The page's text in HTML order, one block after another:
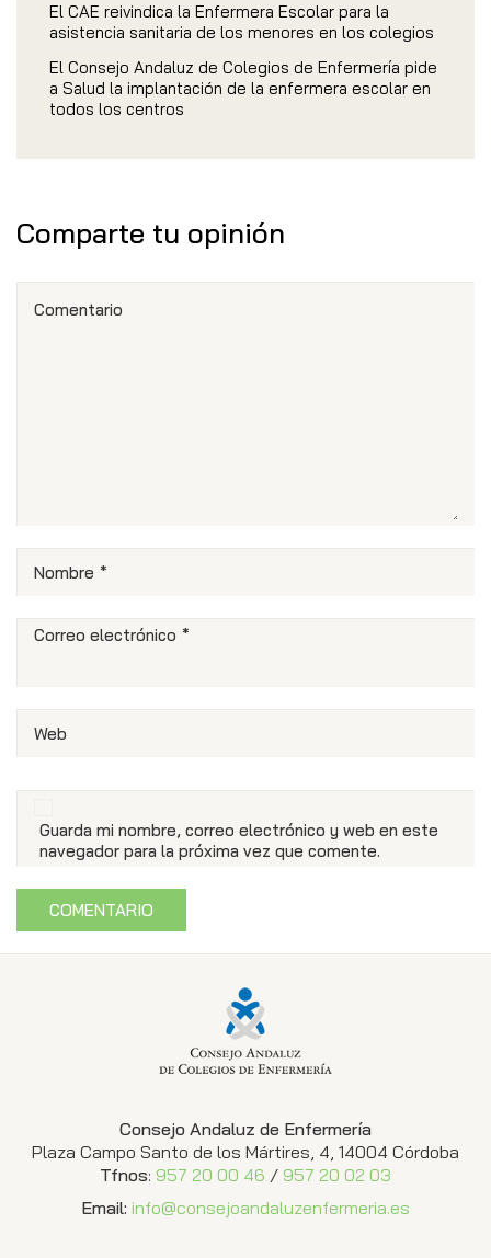
El CAE reivindica la Enfermera Escolar para la
asistencia sanitaria de los menores en los colegios
El Consejo Andaluz de Colegios de Enfermería pide
a Salud la implantación de la enfermera escolar en
todos los centros
Comparte tu opinión
Comentario
Nombre *
Correo electrónico *
Web
Guarda mi nombre, correo electrónico y web en este
navegador para la próxima vez que comente.
Consejo Andaluz de Enfermería
Plaza Campo Santo de los Mártires, 4, 14004 Córdoba
Tfnos: 957 20 00 46 / 957 20 02 03
Email: info@consejoandaluzenfermeria.es